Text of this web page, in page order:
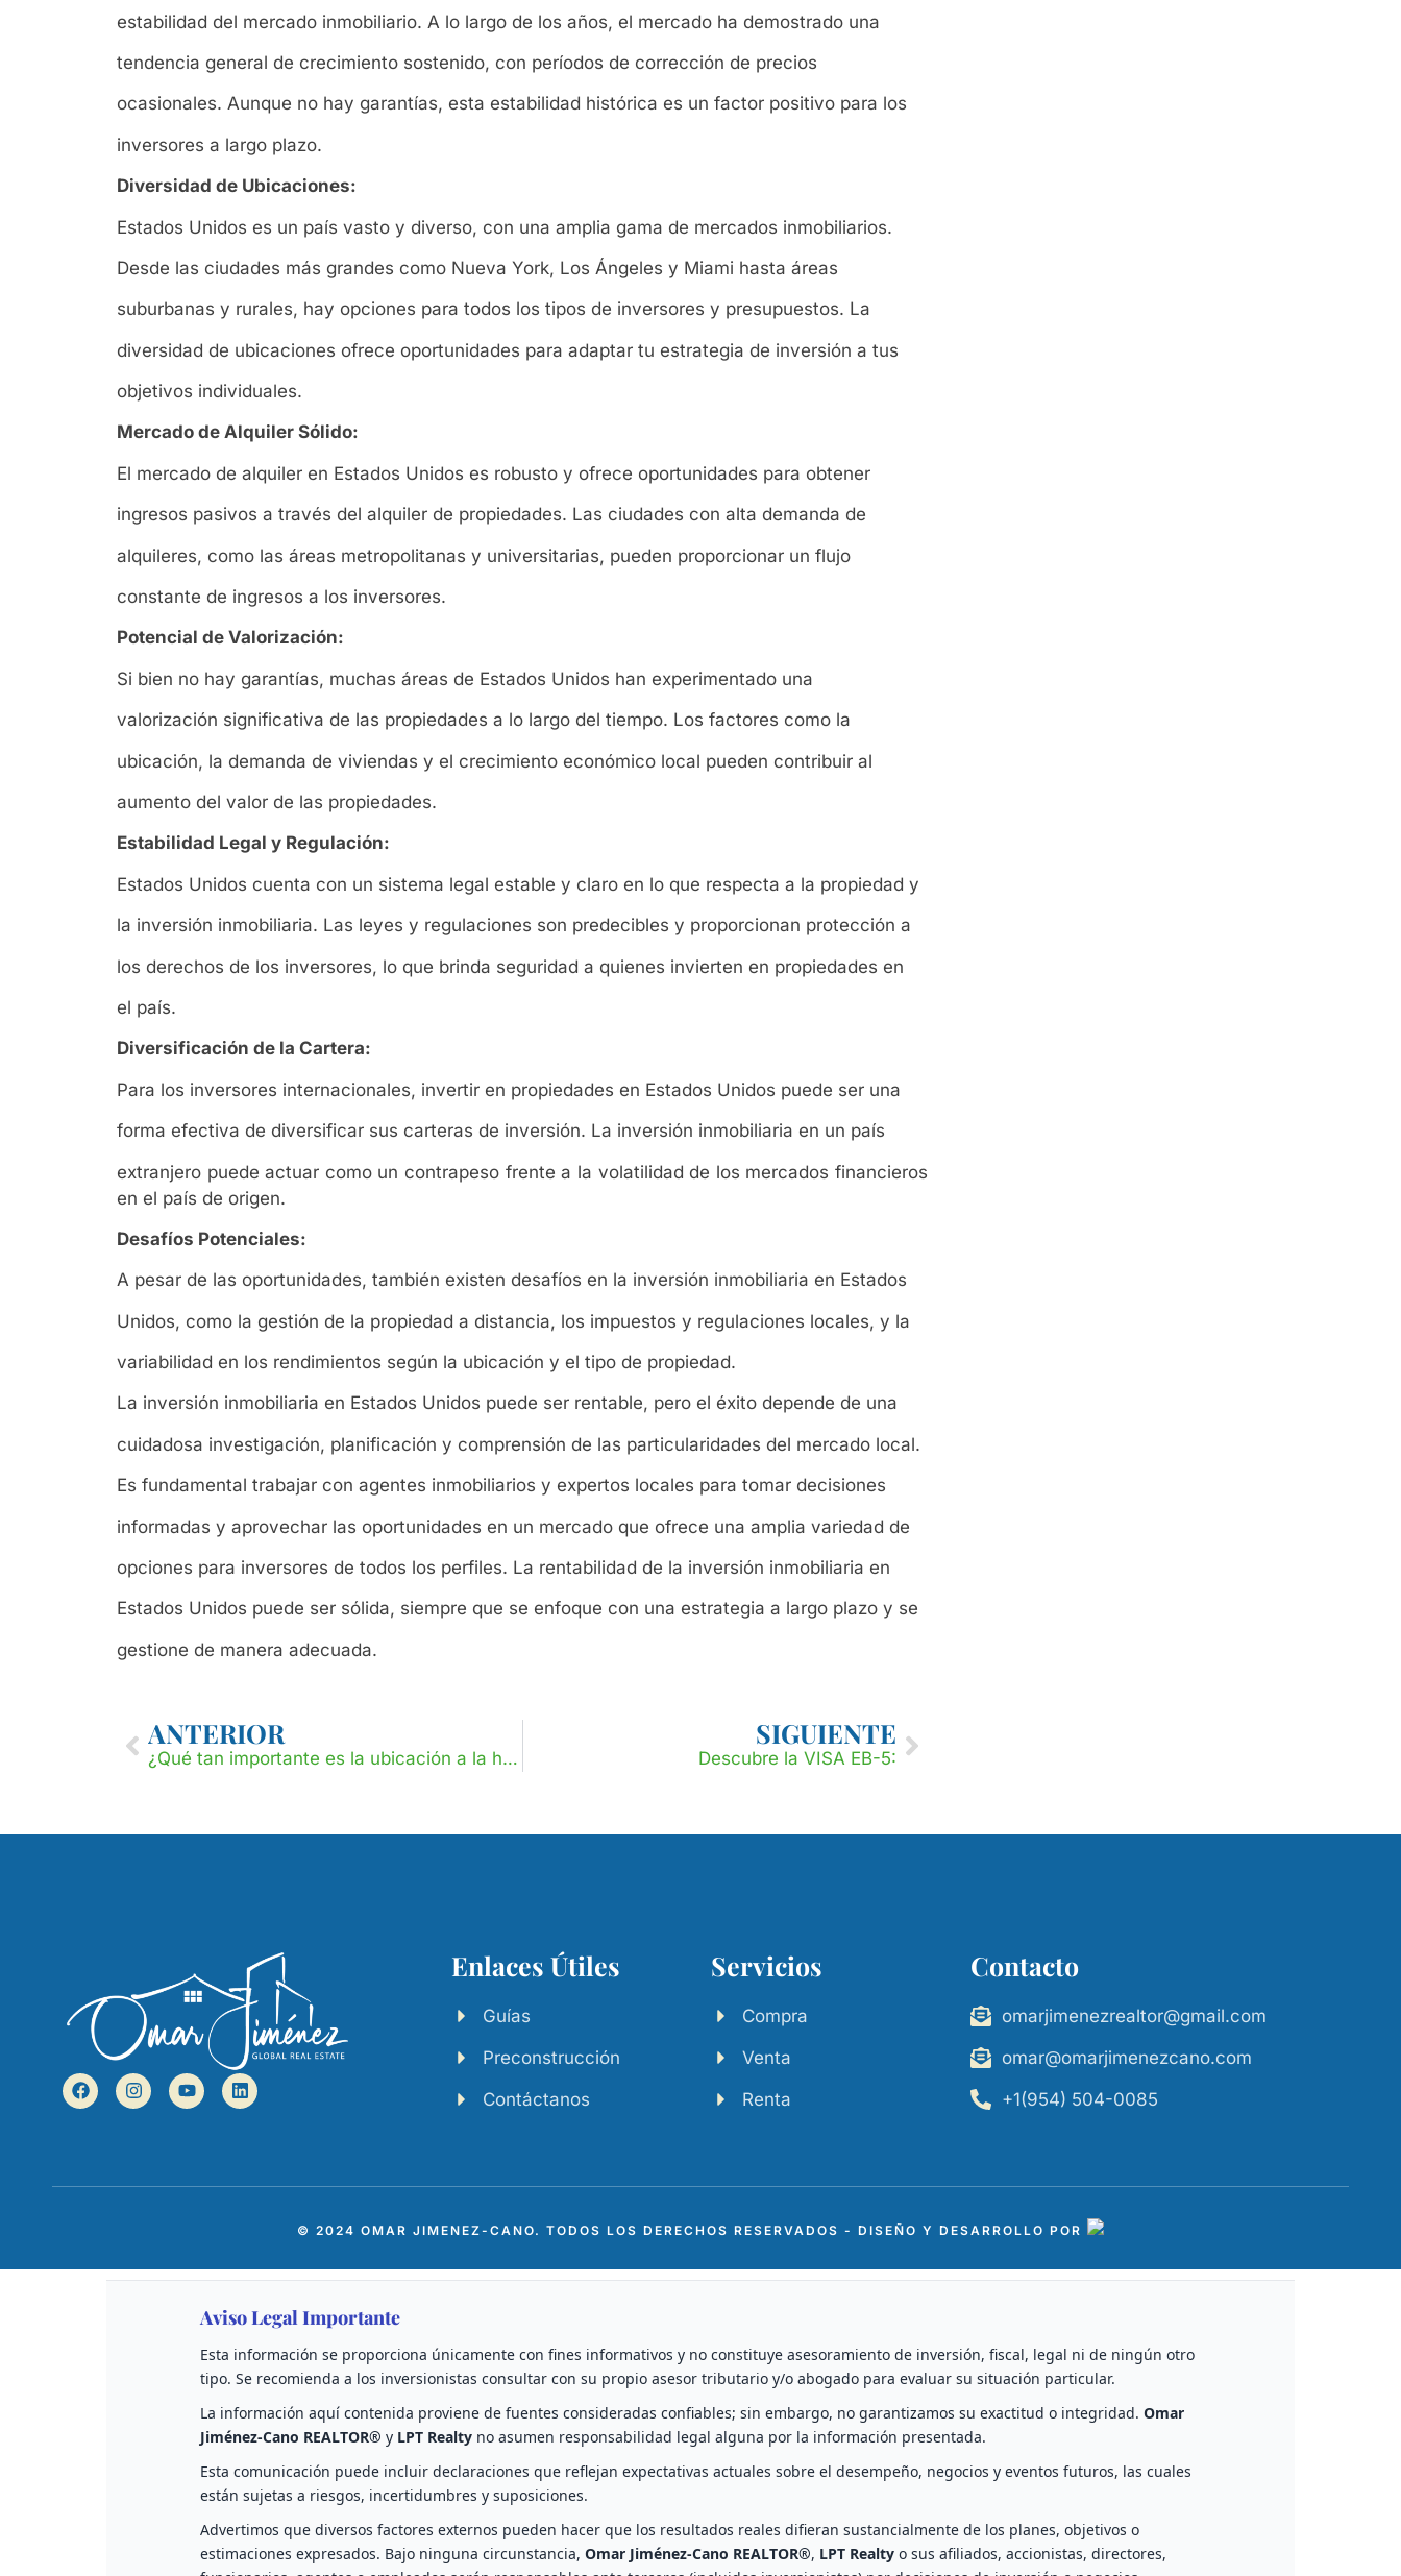
estabilidad del mercado inmobiliario. A lo largo de los años, el mercado ha demostrado una
tendencia general de crecimiento sostenido, con períodos de corrección de precios
ocasionales. Aunque no hay garantías, esta estabilidad histórica es un factor positivo para los
inversores a largo plazo.
Diversidad de Ubicaciones:
Estados Unidos es un país vasto y diverso, con una amplia gama de mercados inmobiliarios.
Desde las ciudades más grandes como Nueva York, Los Ángeles y Miami hasta áreas
suburbanas y rurales, hay opciones para todos los tipos de inversores y presupuestos. La
diversidad de ubicaciones ofrece oportunidades para adaptar tu estrategia de inversión a tus
objetivos individuales.
Mercado de Alquiler Sólido:
El mercado de alquiler en Estados Unidos es robusto y ofrece oportunidades para obtener
ingresos pasivos a través del alquiler de propiedades. Las ciudades con alta demanda de
alquileres, como las áreas metropolitanas y universitarias, pueden proporcionar un flujo
constante de ingresos a los inversores.
Potencial de Valorización:
Si bien no hay garantías, muchas áreas de Estados Unidos han experimentado una
valorización significativa de las propiedades a lo largo del tiempo. Los factores como la
ubicación, la demanda de viviendas y el crecimiento económico local pueden contribuir al
aumento del valor de las propiedades.
Estabilidad Legal y Regulación:
Estados Unidos cuenta con un sistema legal estable y claro en lo que respecta a la propiedad y
la inversión inmobiliaria. Las leyes y regulaciones son predecibles y proporcionan protección a
los derechos de los inversores, lo que brinda seguridad a quienes invierten en propiedades en
el país.
Diversificación de la Cartera:
Para los inversores internacionales, invertir en propiedades en Estados Unidos puede ser una
forma efectiva de diversificar sus carteras de inversión. La inversión inmobiliaria en un país
extranjero puede actuar como un contrapeso frente a la volatilidad de los mercados financieros
en el país de origen.
Desafíos Potenciales:
A pesar de las oportunidades, también existen desafíos en la inversión inmobiliaria en Estados
Unidos, como la gestión de la propiedad a distancia, los impuestos y regulaciones locales, y la
variabilidad en los rendimientos según la ubicación y el tipo de propiedad.
La inversión inmobiliaria en Estados Unidos puede ser rentable, pero el éxito depende de una
cuidadosa investigación, planificación y comprensión de las particularidades del mercado local.
Es fundamental trabajar con agentes inmobiliarios y expertos locales para tomar decisiones
informadas y aprovechar las oportunidades en un mercado que ofrece una amplia variedad de
opciones para inversores de todos los perfiles. La rentabilidad de la inversión inmobiliaria en
Estados Unidos puede ser sólida, siempre que se enfoque con una estrategia a largo plazo y se
gestione de manera adecuada.
ANTERIOR
¿Qué tan importante es la ubicación a la hora de invertir en bienes raíces?
SIGUIENTE
Descubre la VISA EB-5:
Enlaces Útiles
Guías
Preconstrucción
Contáctanos
Servicios
Compra
Venta
Renta
Contacto
omarjimenezrealtor@gmail.com
omar@omarjimenezcano.com
+1(954) 504-0085
© 2024 OMAR JIMENEZ-CANO. TODOS LOS DERECHOS RESERVADOS - DISEÑO Y DESARROLLO POR
Aviso Legal Importante
Esta información se proporciona únicamente con fines informativos y no constituye asesoramiento de inversión, fiscal, legal ni de ningún otro
tipo. Se recomienda a los inversionistas consultar con su propio asesor tributario y/o abogado para evaluar su situación particular.
La información aquí contenida proviene de fuentes consideradas confiables; sin embargo, no garantizamos su exactitud o integridad. Omar
Jiménez-Cano REALTOR® y LPT Realty no asumen responsabilidad legal alguna por la información presentada.
Esta comunicación puede incluir declaraciones que reflejan expectativas actuales sobre el desempeño, negocios y eventos futuros, las cuales
están sujetas a riesgos, incertidumbres y suposiciones.
Advertimos que diversos factores externos pueden hacer que los resultados reales difieran sustancialmente de los planes, objetivos o
estimaciones expresados. Bajo ninguna circunstancia, Omar Jiménez-Cano REALTOR®, LPT Realty o sus afiliados, accionistas, directores,